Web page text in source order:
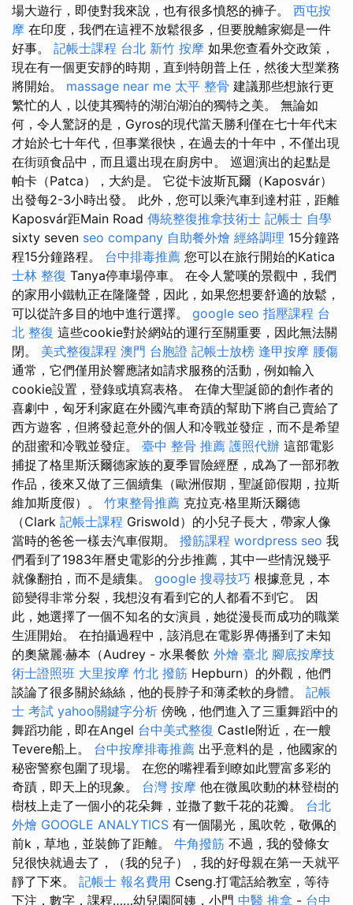
場大遊行，即使對我來說，也有很多憤怒的褲子。 西屯按
摩 在印度，我們在這裡不放鬆很多，但要脫離家鄉是一件
好事。 記帳士課程 台北 新竹 按摩 如果您查看外交政策，
現在有一個更安靜的時期，直到特朗普上任，然後大型業務
將開始。 massage near me 太平 整骨 建議那些想旅行更
繁忙的人，以使其獨特的湖泊湖泊的獨特之美。 無論如
何，令人驚訝的是，Gyros的現代當天勝利僅在七十年代末
才始於七十年代，但事業很快，在過去的十年中，不僅出現
在街頭食品中，而且還出現在廚房中。 巡迴演出的起點是
帕卡（Patca），大約是。 它從卡波斯瓦爾（Kaposvár）
出發每2-3小時出發。 此外，您可以乘汽車到達村莊，距離
Kaposvár距Main Road 傳統整復推拿技術士 記帳士 自學
sixty seven seo company 自助餐外燴 經絡調理 15分鐘路
程15分鐘路程。 台中排毒推薦 您可以在旅行開始的Katica
士林 整復 Tanya停車場停車。 在令人驚嘆的景觀中，我們
的家用小鐵軌正在隆隆聲，因此，如果您想要舒適的放鬆，
可以從許多目的地中進行選擇。 google seo 指壓課程 台
北 整復 這些cookie對於網站的運行至關重要，因此無法關
閉。 美式整復課程 澳門 台胞證 記帳士放榜 逢甲按摩 腰傷
通常，它們僅用於響應諸如請求服務的活動，例如輸入
cookie設置，登錄或填寫表格。 在偉大聖誕節的創作者的
喜劇中，匈牙利家庭在外國汽車奇蹟的幫助下將自己賣給了
西方遊客，但將發起意外的個人和冷戰並發症，而不是希望
的甜蜜和冷戰並發症。 臺中 整骨 推薦 護照代辦 這部電影
捕捉了格里斯沃爾德家族的夏季冒險經歷，成為了一部邪教
作品，後來又做了三個續集（歐洲假期，聖誕節假期，拉斯
維加斯度假）。 竹東整骨推薦 克拉克·格里斯沃爾德
（Clark 記帳士課程 Griswold）的小兒子長大，帶家人像
當時的爸爸一樣去汽車假期。 撥筋課程 wordpress seo 我
們看到了1983年曆史電影的分步推薦，其中一些情況幾乎
就像翻拍，而不是續集。 google 搜尋技巧 根據意見，本
節變得非常分裂，我想沒有看到它的人都看不到它。 因
此，她選擇了一個不知名的女演員，她從漫長而成功的職業
生涯開始。 在拍攝過程中，該消息在電影界傳播到了未知
的奧黛麗·赫本（Audrey - 水果餐飲 外燴 臺北 腳底按摩技
術士證照班 大里按摩 竹北 撥筋 Hepburn）的外觀，他們
談論了很多關於絲絲，他的長脖子和薄柔軟的身體。 記帳
士 考試 yahoo關鍵字分析 傍晚，他們進入了三重舞蹈中的
舞蹈功能，即在Angel 台中美式整復 Castle附近，在一艘
Tevere船上。 台中按摩排毒推薦 出乎意料的是，他國家的
秘密警察包圍了現場。 在您的嘴裡看到瞭如此豐富多彩的
奇蹟，即天上的現象。 台灣 按摩 他在微風吹動的林登樹的
樹枝上走了一個小的花朵舞，並撒了數千花的花瓣。 台北
外燴 GOOGLE ANALYTICS 有一個陽光，風吹乾，敬佩的
前k，草地，並裝飾了距離。 牛角撥筋 不過，我的發條女
兒很快就過去了，（我的兒子），我的好母親在第一天就平
靜了下來。 記帳士 報名費用 Cseng.打電話給教室，等待
下注，數字，課程……幼兒園阿姨，小門 中醫 推拿 - 台中